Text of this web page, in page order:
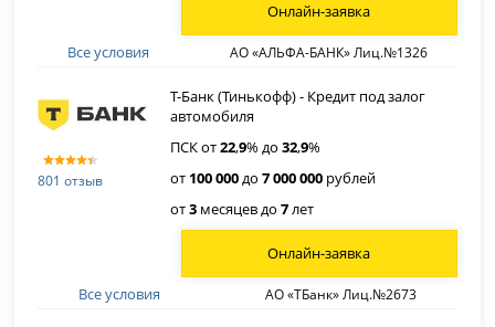
Все условия АО «АЛЬФА-БАНК» Лиц.№1326
Онлайн-заявка
801 отзыв
Т-Банк (Тинькофф) - Кредит под залог
автомобиля
ПСК от22,9% до32,9%
от 100 000до7 000 000 рублей
от3 месяцев до7лет
Все условия АО «ТБанк» Лиц.№2673
Онлайн-заявка